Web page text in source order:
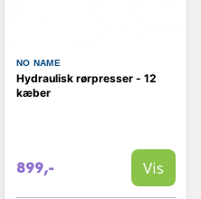
NO NAME
Hydraulisk rørpresser - 12
kæber
899,- Vis